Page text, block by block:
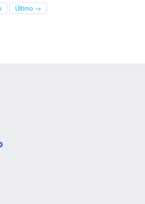
Último →